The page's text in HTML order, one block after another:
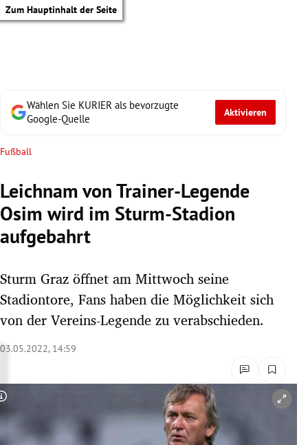
Zum Hauptinhalt der Seite
Untermenü
Untermenü
Untermenü
Untermenü
Wählen Sie KURIER als bevorzugte
Google-Quelle
Aktivieren
Fußball
Leichnam von Trainer-Legende
Osim wird im Sturm-Stadion
aufgebahrt
Sturm Graz öffnet am Mittwoch seine
Stadiontore, Fans haben die Möglichkeit sich
von der Vereins-Legende zu verabschieden.
03.05.2022, 14:59
Copyright-Hinweis öffnen/schließen